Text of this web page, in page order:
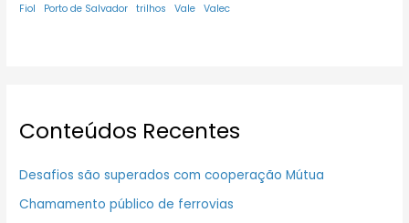
Fiol Porto de Salvador trilhos Vale Valec
Conteúdos Recentes
Desafios são superados com cooperação Mútua
Chamamento público de ferrovias